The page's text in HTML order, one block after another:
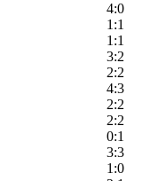
4:0
1:1
1:1
3:2
2:2
4:3
2:2
2:2
0:1
3:3
1:0